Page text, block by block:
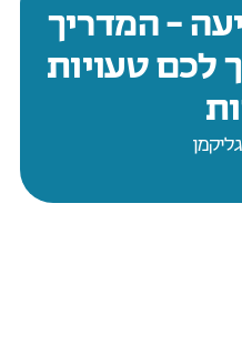
– המדריך
לכם טעויות